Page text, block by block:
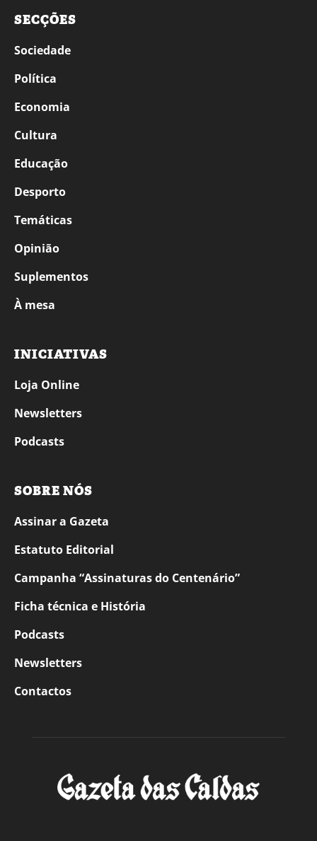
SECÇÕES
Sociedade
Política
Economia
Cultura
Educação
Desporto
Temáticas
Opinião
Suplementos
À mesa
INICIATIVAS
Loja Online
Newsletters
Podcasts
SOBRE NÓS
Assinar a Gazeta
Estatuto Editorial
Campanha “Assinaturas do Centenário”
Ficha técnica e História
Podcasts
Newsletters
Contactos